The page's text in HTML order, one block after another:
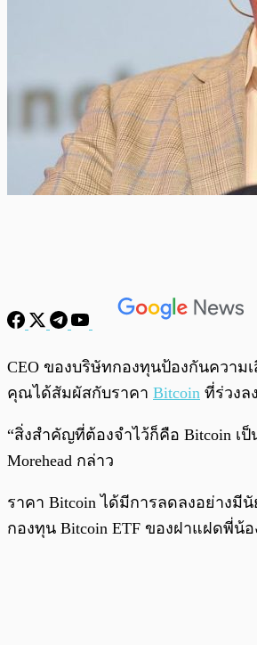
พร้อมเล่น
CEO ของบริษัทกองทุนป้องกันความ
คุณได้สัมผัสกับราคา Bitcoin ที่ร่วงล
“สิ่งสำคัญที่ต้องจำไว้ก็คือ Bitcoin เ
Morehead กล่าว
ราคา Bitcoin ได้มีการลดลงอย่างมี
กองทุน Bitcoin ETF ของฝาแฝดพี่น้อ